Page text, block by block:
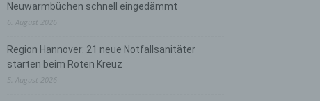
Neuwarmbüchen schnell eingedämmt
6. August 2026
Region Hannover: 21 neue Notfallsanitäter
starten beim Roten Kreuz
5. August 2026